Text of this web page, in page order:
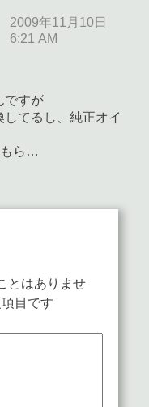
2009年11月10日
6:21 AM
ですが
てるし、純正オイ
もら…
とはありませ
目です